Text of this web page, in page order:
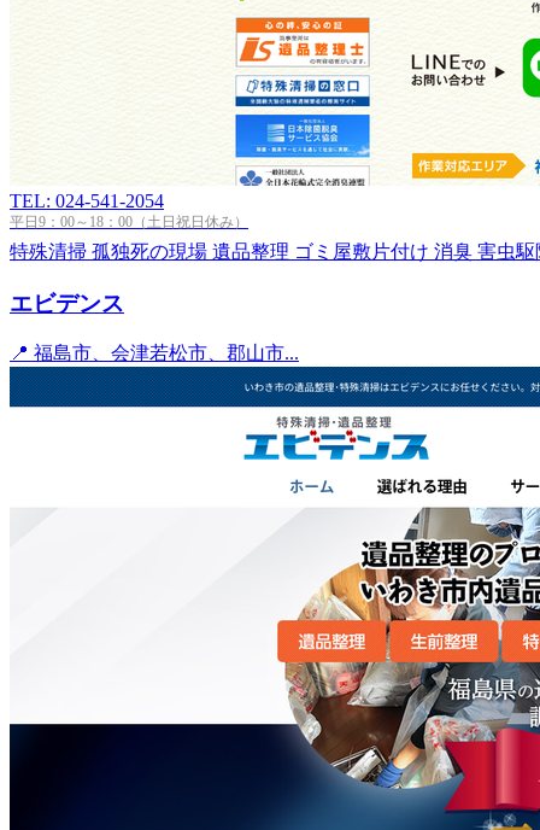
TEL: 024-541-2054
平日9：00～18：00（土日祝日休み）
特殊清掃 孤独死の現場 遺品整理 ゴミ屋敷片付け 消臭 害虫駆
エビデンス
📍 福島市、会津若松市、郡山市...